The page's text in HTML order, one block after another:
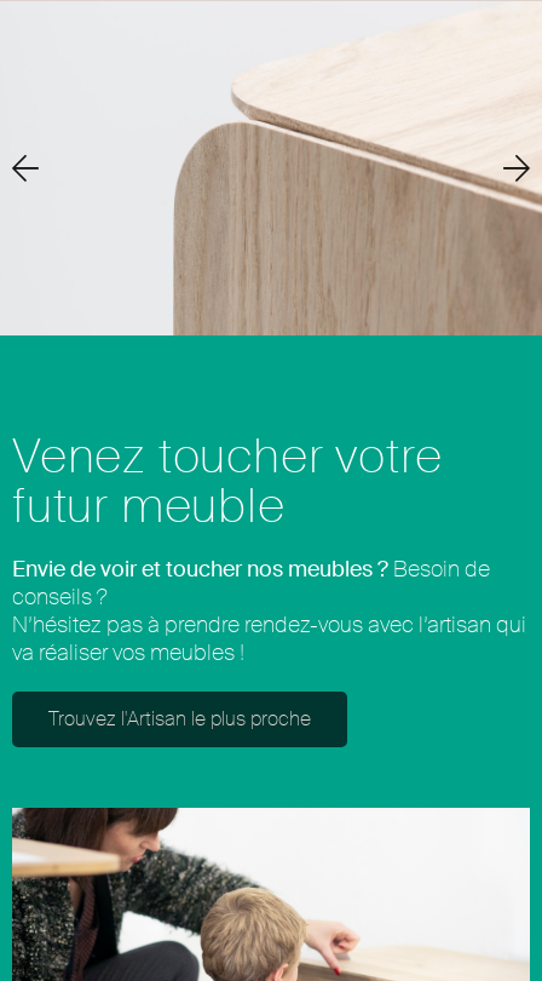
Venez toucher votre
futur meuble
Envie de voir et toucher nos meubles ? Besoin de
conseils ?
N’hésitez pas à prendre rendez-vous avec l’artisan qui
va réaliser vos meubles !
Trouvez l'Artisan le plus proche